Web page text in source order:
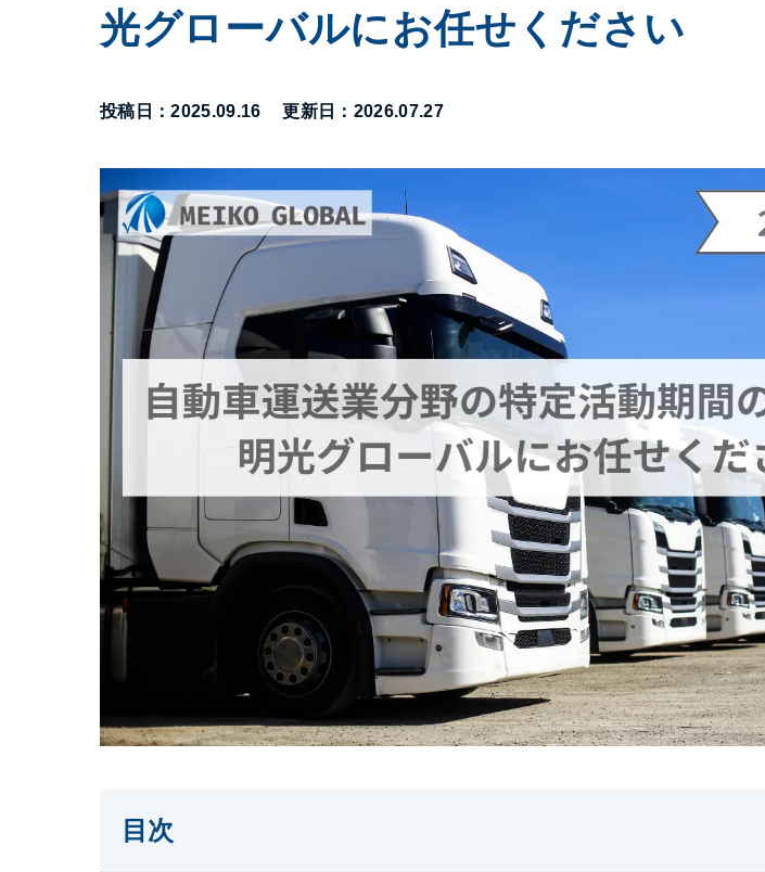
光グローバルにお任せください
投稿日：2025.09.16 更新日：2026.07.27
目次